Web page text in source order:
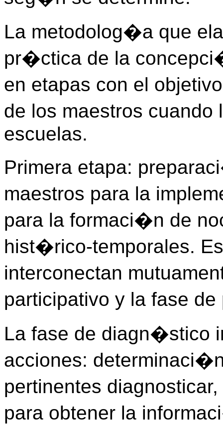
La metodolog�a que
pr�ctica de la
en etapas con el
de los maestros
escuelas.
Primera etapa:
maestros para la
para la formaci�n de
hist�rico-temporales.
interconectan
participativo y la fase
La fase de diagn�stico
acciones:
pertinentes
para obtener la